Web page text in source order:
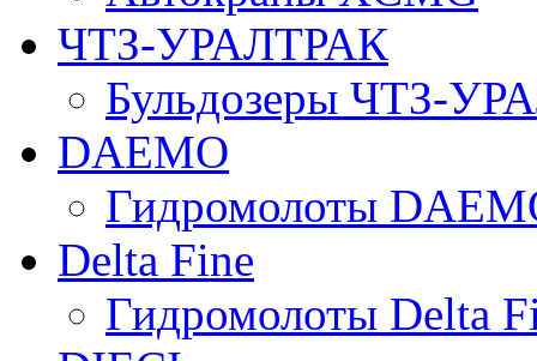
ЧТЗ-УРАЛТРАК
Бульдозеры ЧТЗ-
DAEMO
Гидромолоты
Delta Fine
Гидромолоты Delta